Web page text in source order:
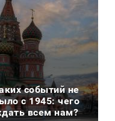
событий не
с 1945: чего
всем нам?